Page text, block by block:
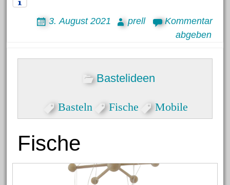
3. August 2021 prell
Kommentar
abgeben
Bastelideen
Basteln Fische Mobile
Fische